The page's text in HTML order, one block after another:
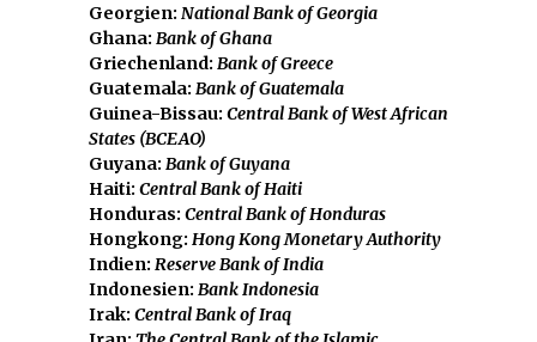
Georgien: National Bank of Georgia
Ghana: Bank of Ghana
Griechenland: Bank of Greece
Guatemala: Bank of Guatemala
Guinea-Bissau: Central Bank of West African
States (BCEAO)
Guyana: Bank of Guyana
Haiti: Central Bank of Haiti
Honduras: Central Bank of Honduras
Hongkong: Hong Kong Monetary Authority
Indien: Reserve Bank of India
Indonesien: Bank Indonesia
Irak: Central Bank of Iraq